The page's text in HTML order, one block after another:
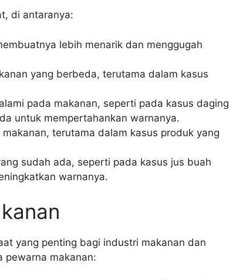
di antaranya:
lebih menarik dan menggugah
yang berbeda, terutama dalam kasus
pada makanan, seperti pada kasus daging
untuk mempertahankan warnanya.
terutama dalam kasus produk yang
sudah ada, seperti pada kasus jus buah
warnanya.
yang penting bagi industri makanan dan
pewarna makanan: